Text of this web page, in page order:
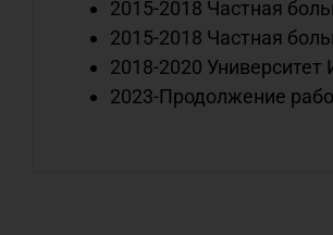
2015-2018 Частная
2015-2018 Частная
2018-2020
2023-Продолжение